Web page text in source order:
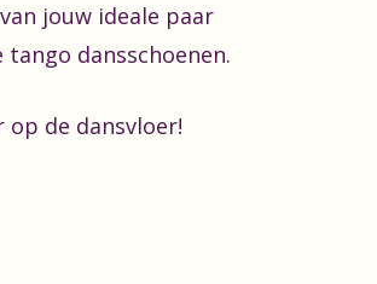
jouw ideale paar
dansschoenen.
op de dansvloer!